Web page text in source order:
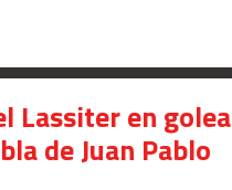
Lassiter en
de Juan Pablo